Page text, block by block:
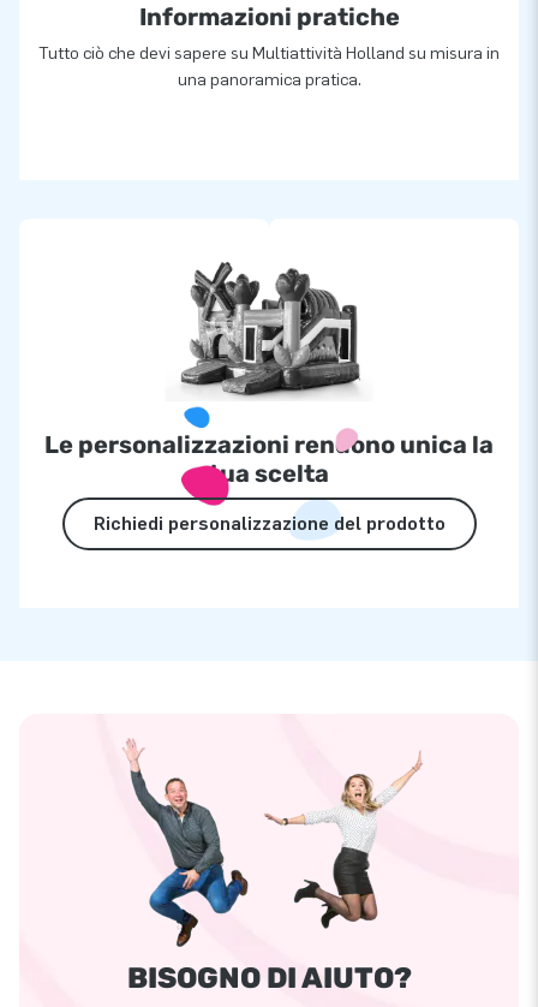
Informazioni pratiche
Tutto ciò che devi sapere su Multiattività Holland su misura in
una panoramica pratica.
Le personalizzazioni rendono unica la
tua scelta
Richiedi personalizzazione del prodotto
BISOGNO DI AIUTO?